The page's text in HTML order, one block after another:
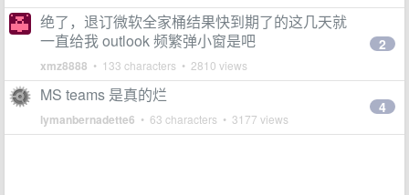
绝了，退订微软全家桶结果快到期了的这几天就
一直给我 outlook 频繁弹小窗是吧
xmz8888 • 133 characters • 2810 views
2
MS teams 是真的烂
lymanbernadette6 • 63 characters • 3177 views
4